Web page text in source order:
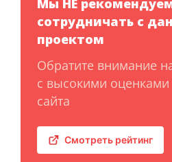
сотрудничать с
проектом
Обратите внимание
с высокими оценками
сайта
Смотреть рейтинг